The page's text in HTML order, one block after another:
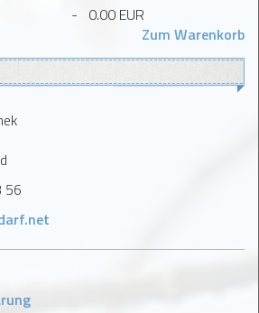
- 0.00 EUR
Zum Warenkorb
56